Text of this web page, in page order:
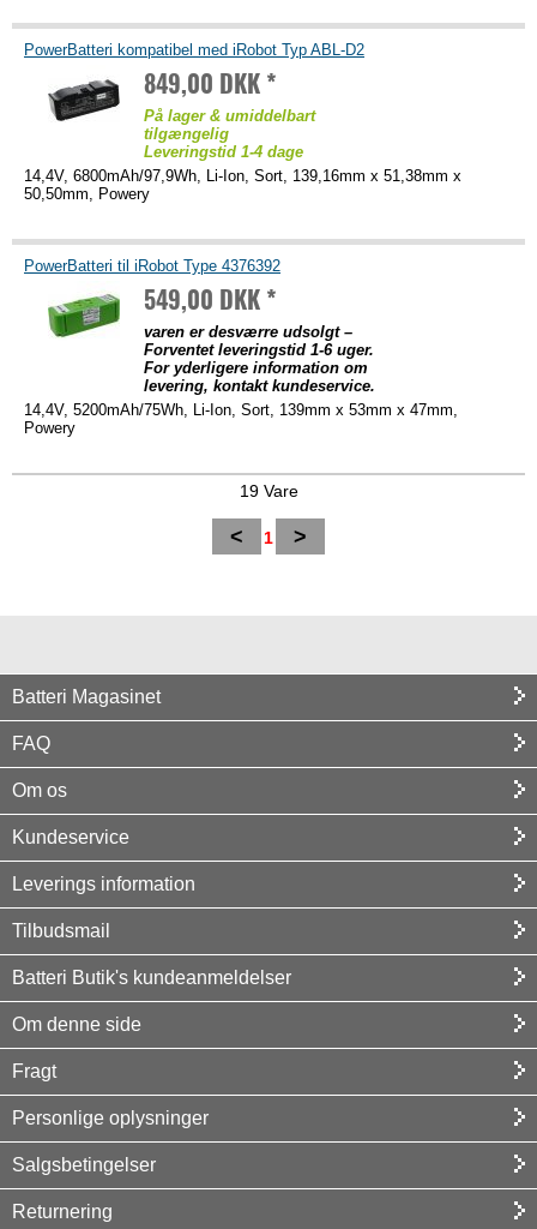
PowerBatteri kompatibel med iRobot Typ ABL-D2
849,00 DKK *
På lager & umiddelbart
tilgængelig
Leveringstid 1-4 dage
14,4V, 6800mAh/97,9Wh, Li-Ion, Sort, 139,16mm x 51,38mm x
50,50mm, Powery
PowerBatteri til iRobot Type 4376392
549,00 DKK *
varen er desværre udsolgt –
Forventet leveringstid 1-6 uger.
For yderligere information om
levering, kontakt kundeservice.
14,4V, 5200mAh/75Wh, Li-Ion, Sort, 139mm x 53mm x 47mm,
Powery
19 Vare
< 1 >
Batteri Magasinet
FAQ
Om os
Kundeservice
Leverings information
Tilbudsmail
Batteri Butik's kundeanmeldelser
Om denne side
Fragt
Personlige oplysninger
Salgsbetingelser
Returnering